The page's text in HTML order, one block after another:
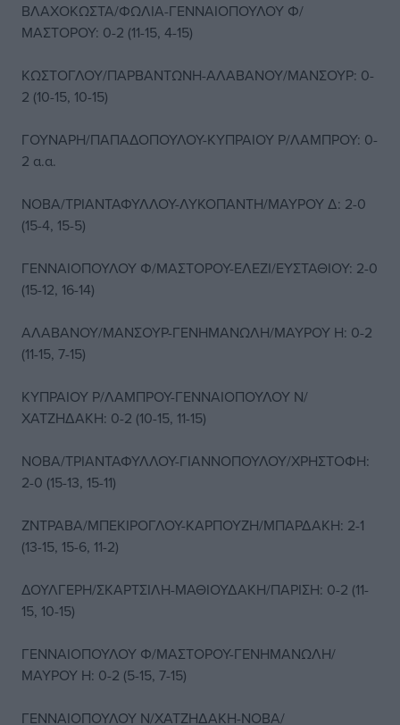
ΒΛΑΧΟΚΩΣΤΑ/ΦΩΛΙΑ-ΓΕΝΝΑΙΟΠΟΥΛΟΥ Φ/
ΜΑΣΤΟΡΟΥ: 0-2 (11-15, 4-15)
ΚΩΣΤΟΓΛΟΥ/ΠΑΡΒΑΝΤΩΝΗ-ΑΛΑΒΑΝΟΥ/ΜΑΝΣΟΥΡ: 0-
2 (10-15, 10-15)
ΓΟΥΝΑΡΗ/ΠΑΠΑΔΟΠΟΥΛΟΥ-ΚΥΠΡΑΙΟΥ Ρ/ΛΑΜΠΡΟΥ: 0-
2 α.α.
ΝΟΒΑ/ΤΡΙΑΝΤΑΦΥΛΛΟΥ-ΛΥΚΟΠΑΝΤΗ/ΜΑΥΡΟΥ Δ: 2-0
(15-4, 15-5)
ΓΕΝΝΑΙΟΠΟΥΛΟΥ Φ/ΜΑΣΤΟΡΟΥ-ΕΛΕΖΙ/ΕΥΣΤΑΘΙΟΥ: 2-0
(15-12, 16-14)
ΑΛΑΒΑΝΟΥ/ΜΑΝΣΟΥΡ-ΓΕΝΗΜΑΝΩΛΗ/ΜΑΥΡΟΥ Η: 0-2
(11-15, 7-15)
ΚΥΠΡΑΙΟΥ Ρ/ΛΑΜΠΡΟΥ-ΓΕΝΝΑΙΟΠΟΥΛΟΥ Ν/
ΧΑΤΖΗΔΑΚΗ: 0-2 (10-15, 11-15)
ΝΟΒΑ/ΤΡΙΑΝΤΑΦΥΛΛΟΥ-ΓΙΑΝΝΟΠΟΥΛΟΥ/ΧΡΗΣΤΟΦΗ:
2-0 (15-13, 15-11)
ΖΝΤΡΑΒΑ/ΜΠΕΚΙΡΟΓΛΟΥ-ΚΑΡΠΟΥΖΗ/ΜΠΑΡΔΑΚΗ: 2-1
(13-15, 15-6, 11-2)
ΔΟΥΛΓΕΡΗ/ΣΚΑΡΤΣΙΛΗ-ΜΑΘΙΟΥΔΑΚΗ/ΠΑΡΙΣΗ: 0-2 (11-
15, 10-15)
ΓΕΝΝΑΙΟΠΟΥΛΟΥ Φ/ΜΑΣΤΟΡΟΥ-ΓΕΝΗΜΑΝΩΛΗ/
ΜΑΥΡΟΥ Η: 0-2 (5-15, 7-15)
ΓΕΝΝΑΙΟΠΟΥΛΟΥ Ν/ΧΑΤΖΗΔΑΚΗ-ΝΟΒΑ/